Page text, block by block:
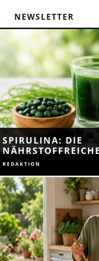
NEWSLETTER
SPIRULINA: DIE
REDAKTION